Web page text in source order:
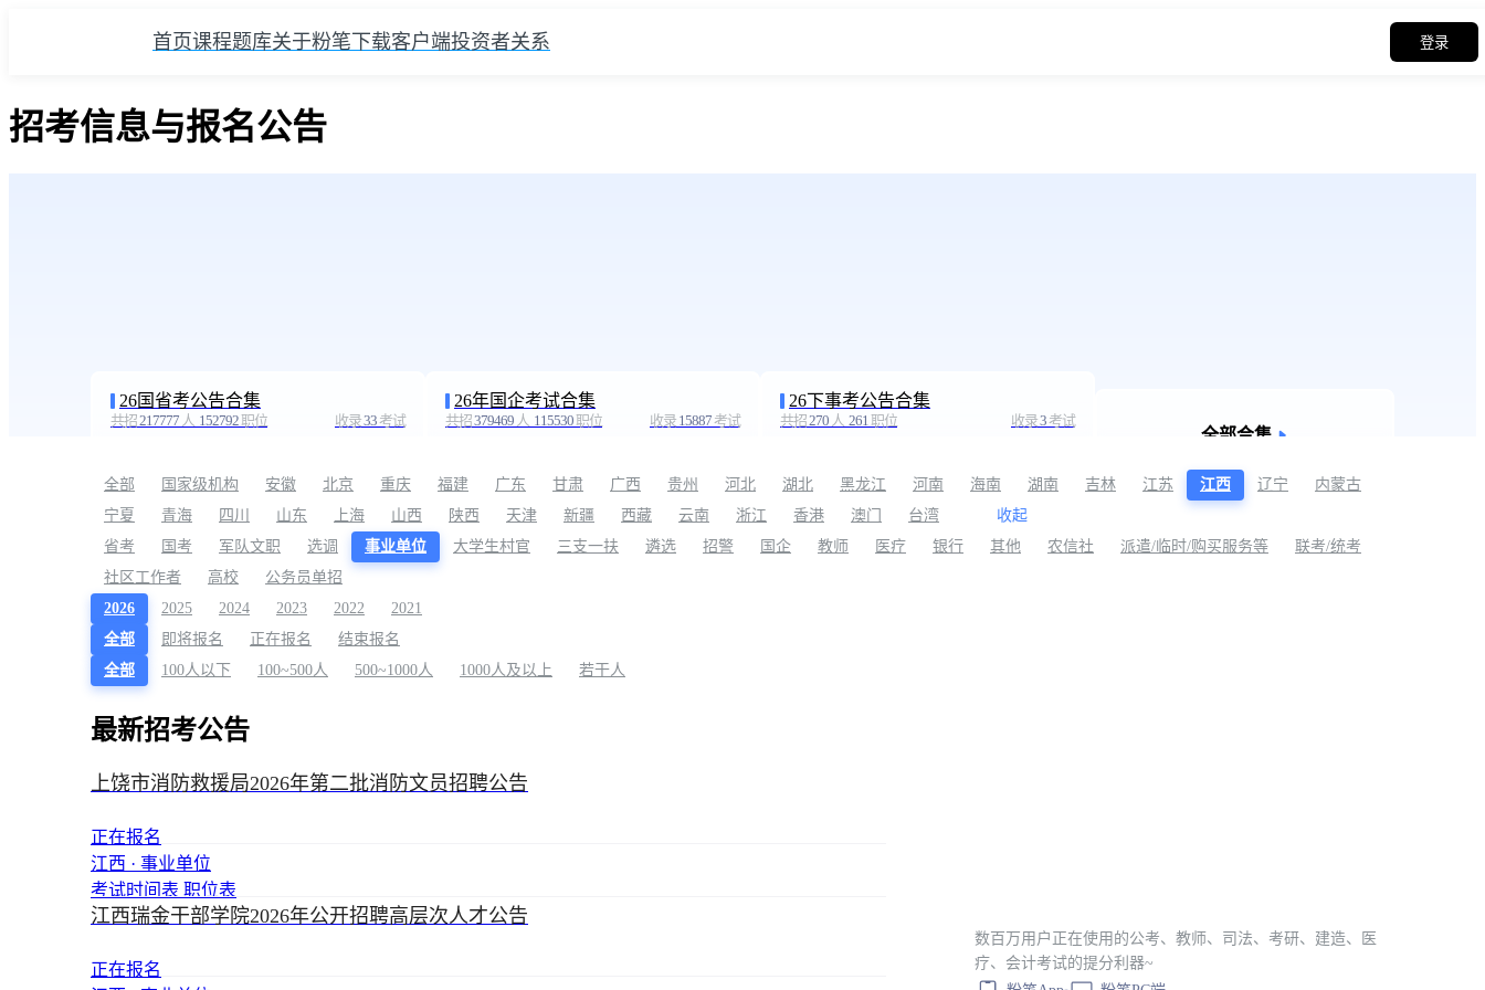
首页课程题库关于粉笔 下载客户端投资者关系 登录
招考信息与报名公告
26国省考公告合集
共招 217777 人 152792职位 收录33考试
26年国企考试合集
共招379469 人 115530职位 收录 15887考试
26下事考公告合集
共招 270 人 261 职位 收录3考试
全部合集
全部 国家级机构 安徽 北京 重庆 福建 广东 甘肃 广西 贵州 河北 湖北 黑龙江 河南 海南 湖南 吉林 江苏 江西 辽宁
内蒙古
宁夏
青海 四川 山东 上海 山西 陕西 天津 新疆 西藏 云南 浙江 香港 澳门 台湾
收起
省考
国考 军队文职 选调 事业单位 大学生村官 三支一扶 遴选 招警 国企 教师 医疗 银行 其他 农信社 派遣/临时/购买服务等
联考/统考
社区工作者
高校
公务员单招
2026
2025 2024 2023 2022
2021
全部
即将报名 正在报名
结束报名
全部
100人以下 100~500人 500~1000人 1000人及以上 若干人
最新招考公告
上饶市消防救援局2026年第二批消防文员招聘公告
正在报名
江西 · 事业单位
考试时间表 职位表
江西瑞金干部学院2026年公开招聘高层次人才公告
正在报名
数百万用户正在使用的公考、教师、司法、考研、建造、医
疗、会计考试的提分利器~